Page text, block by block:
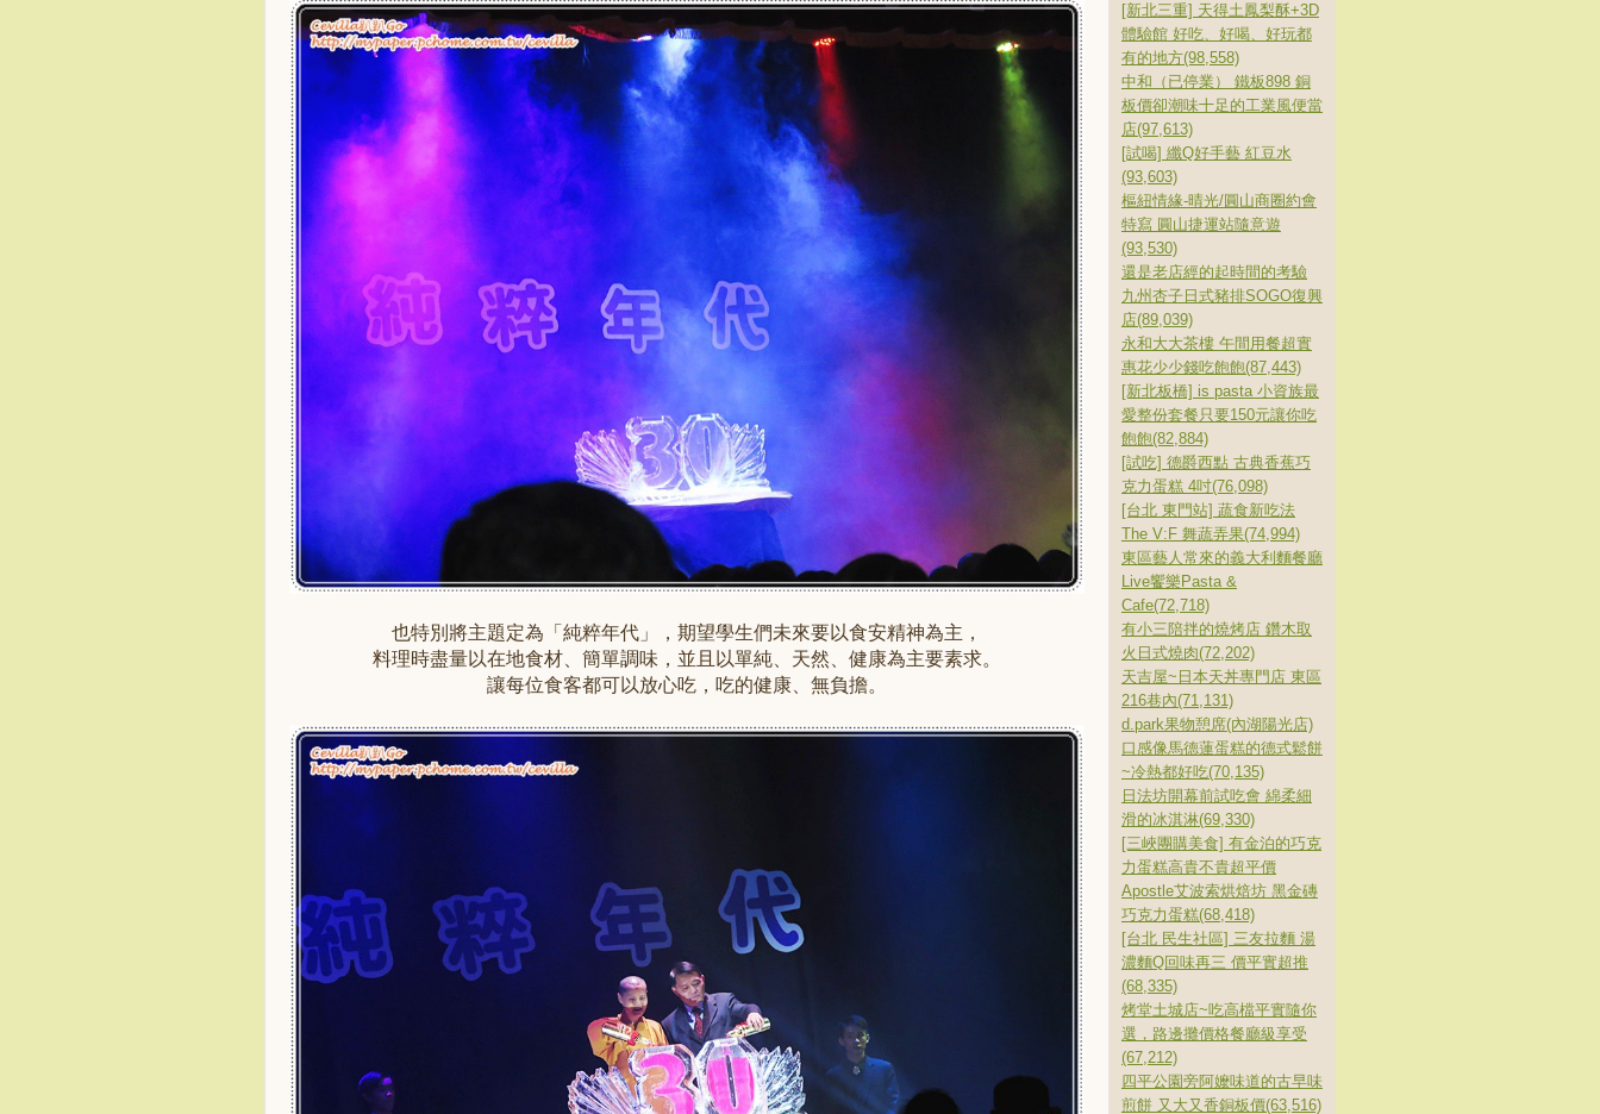
也特別將主題定為「純粹年代」，期望學生們未來要以食安精神為主，
料理時盡量以在地食材、簡單調味， 並且 以單純、天然、健康為主要素求。
讓每位食客都可以放心吃，吃的健康、無負擔。
[新北三重] 天得土鳳梨酥+3D
體驗館 好吃、好喝、好玩都
有的地方(98,558)
中和（已停業） 鐵板898 銅
板價卻潮味十足的工業風便當
店(97,613)
[試喝] 纖Q好手藝 紅豆水
(93,603)
樞紐情緣-晴光/圓山商圈約會
特寫 圓山捷運站隨意遊
(93,530)
還是老店經的起時間的考驗
九州杏子日式豬排SOGO復興
店(89,039)
永和大大茶樓 午間用餐超實
惠花少少錢吃飽飽(87,443)
[新北板橋] is pasta 小資族最
愛整份套餐只要150元讓你吃
飽飽(82,884)
[試吃] 德爵西點 古典香蕉巧
克力蛋糕 4吋(76,098)
[台北 東門站] 蔬食新吃法
The V:F 舞蔬弄果(74,994)
東區藝人常來的義大利麵餐廳
Live饗樂Pasta &
Cafe(72,718)
有小三陪拌的燒烤店 鑽木取
火日式燒肉(72,202)
天吉屋~日本天丼專門店 東區
216巷內(71,131)
d.park果物憩席(內湖陽光店)
口感像馬德蓮蛋糕的德式鬆餅
~冷熱都好吃(70,135)
日法坊開幕前試吃會 綿柔細
滑的冰淇淋(69,330)
[三峽團購美食] 有金泊的巧克
力蛋糕高貴不貴超平價
Apostle艾波索烘焙坊 黑金磚
巧克力蛋糕(68,418)
[台北 民生社區] 三友拉麵 湯
濃麵Q回味再三 價平實超推
(68,335)
烤堂土城店~吃高檔平實隨你
選，路邊攤價格餐廳級享受
(67,212)
四平公園旁阿嬤味道的古早味
煎餅 又大又香銅板價(63,516)